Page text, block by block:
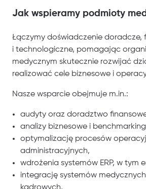
Jak wspieramy podmioty
Łączymy doświadczenie doradcze,
i technologiczne, pomagając
medycznym skutecznie rozwijać
realizować cele biznesowe i
Nasze wsparcie obejmuje m.in.:
audyty oraz doradztwo
analizy biznesowe i
optymalizację procesów
administracyjnych,
wdrożenia systemów ERP, w tym
integrację systemów